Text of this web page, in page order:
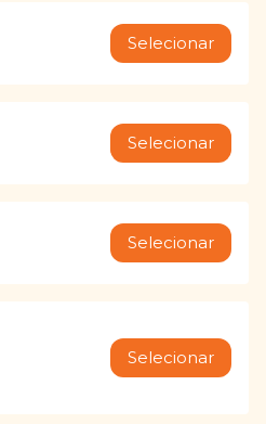
Selecionar
Selecionar
Selecionar
Selecionar